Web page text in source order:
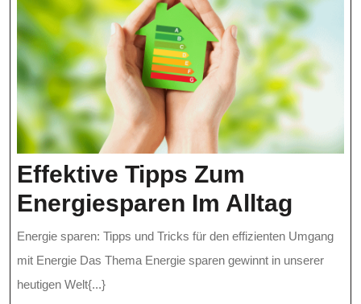
Effektive Tipps Zum
Energiesparen Im Alltag
Tipps
Zum
Energie sparen: Tipps und Tricks für den effizienten Umgang
mit Energie Das Thema Energie sparen gewinnt in unserer
heutigen Welt{...}